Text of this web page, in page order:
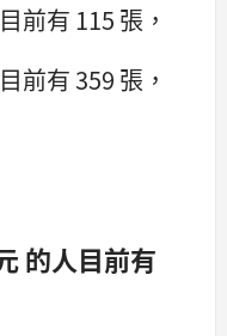
前有 115 張，
前有 359 張，
的人目前有